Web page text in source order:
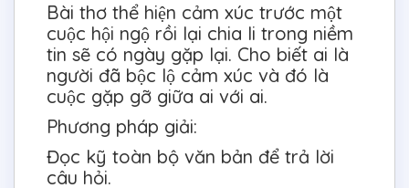
Bài thơ thể hiện cảm xúc trước một
cuộc hội ngộ rồi lại chia li trong niềm
tin sẽ có ngày gặp lại. Cho biết ai là
người đã bộc lộ cảm xúc và đó là
cuộc gặp gỡ giữa ai với ai.
Phương pháp giải:
Đọc kỹ toàn bộ văn bản để trả lời
câu hỏi.